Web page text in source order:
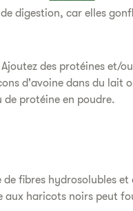
digestion, car elles
Ajoutez des protéines et/
d'avoine dans du lait
protéine en poudre.
fibres hydrosolubles
aux haricots noirs peut